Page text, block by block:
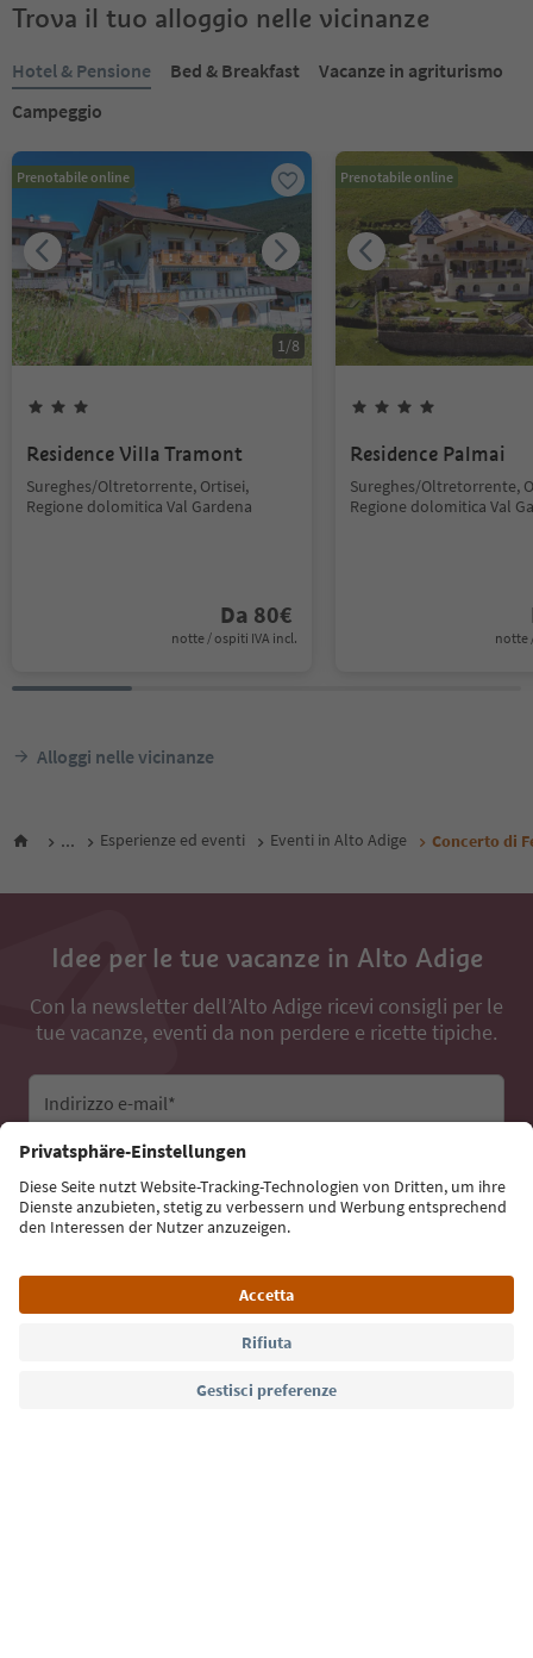
Trova il tuo alloggio nelle vicinanze
Hotel & Pensione Bed & Breakfast
Vacanze in agriturismo
Campeggio
Prenotabile online
1/8
Residence Villa Tramont
Sureghes/Oltretorrente, Ortisei,
Regione dolomitica Val Gardena
Da 80€
notte / ospiti IVA incl.
Prenotabile online
Residence Palmai
Sureghes/Oltretorrente,
Regione dolomitica Val
notte
Alloggi nelle vicinanze
... Esperienze ed eventi Eventi in Alto Adige Concerto di
Idee per le tue vacanze in Alto Adige
Con la newsletter dell’Alto Adige ricevi consigli per le
tue vacanze, eventi da non perdere e ricette tipiche.
Indirizzo e-mail*
Iscriviti alla newsletter